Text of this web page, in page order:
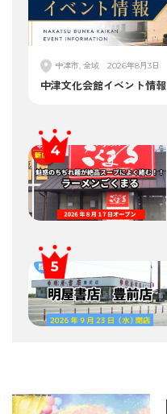
中津市, 全域 2026年8月3日
中津文化会館イベント情報